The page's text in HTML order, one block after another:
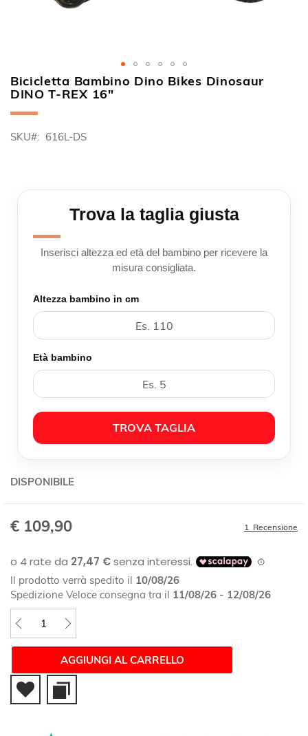
Bicicletta Bambino Dino Bikes Dinosaur
DINO T-REX 16"
SKU 616L-DS
Trova la taglia giusta
Inserisci altezza ed età del bambino per ricevere la
misura consigliata.
Altezza bambino in cm
Età bambino
TROVA TAGLIA
DISPONIBILE
€ 109,90 1 Recensione
Il prodotto verrà spedito il 10/08/26
Spedizione Veloce consegna tra il 11/08/26 - 12/08/26
AGGIUNGI AL CARRELLO
Vai
all'inizio
della
di